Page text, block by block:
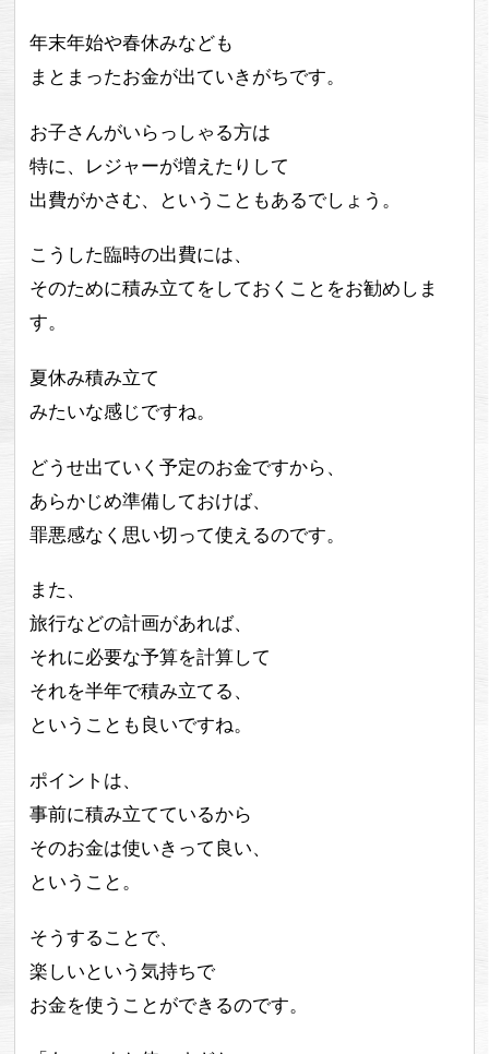
年末年始や春休みなども
まとまったお金が出ていきがちです。
お子さんがいらっしゃる方は
特に、レジャーが増えたりして
出費がかさむ、ということもあるでしょう。
こうした臨時の出費には、
そのために積み立てをしておくことをお勧めしま
す。
夏休み積み立て
みたいな感じですね。
どうせ出ていく予定のお金ですから、
あらかじめ準備しておけば、
罪悪感なく思い切って使えるのです。
また、
旅行などの計画があれば、
それに必要な予算を計算して
それを半年で積み立てる、
ということも良いですね。
ポイントは、
事前に積み立てているから
そのお金は使いきって良い、
ということ。
そうすることで、
楽しいという気持ちで
お金を使うことができるのです。